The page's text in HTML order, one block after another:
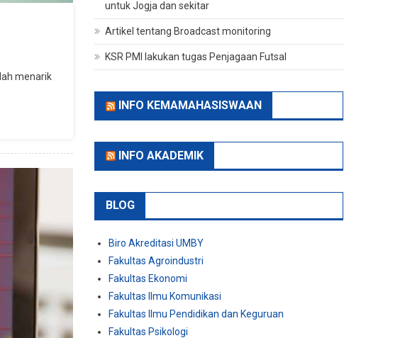
menarik
untuk Jogja dan sekitar
Artikel tentang Broadcast monitoring
KSR PMI lakukan tugas Penjagaan Futsal
INFO KEMAMAHASISWAAN
INFO AKADEMIK
BLOG
Biro Akreditasi UMBY
Fakultas Agroindustri
Fakultas Ekonomi
Fakultas Ilmu Komunikasi
Fakultas Ilmu Pendidikan dan Keguruan
Fakultas Psikologi